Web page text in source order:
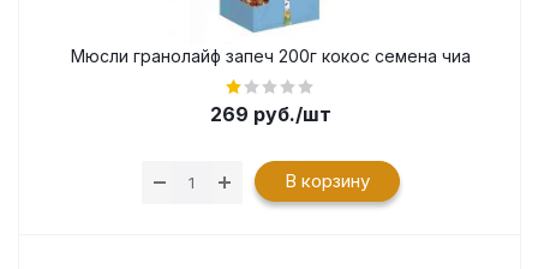
Мюсли гранолайф запеч 200г кокос семена чиа
269 руб./шт
В корзину